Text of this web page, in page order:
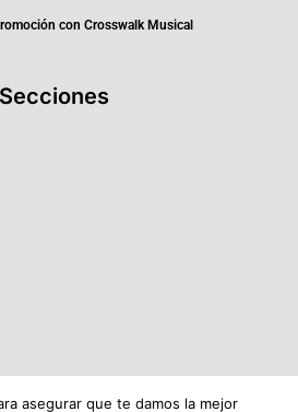
con Crosswalk Musical
Secciones
asegurar que te damos la mejor